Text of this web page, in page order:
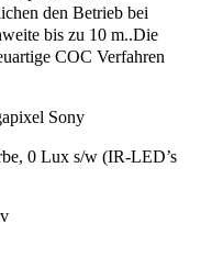
den Betrieb bei
bis zu 10 m..Die
COC Verfahren
Sony
0 Lux s/w (IR-LED’s